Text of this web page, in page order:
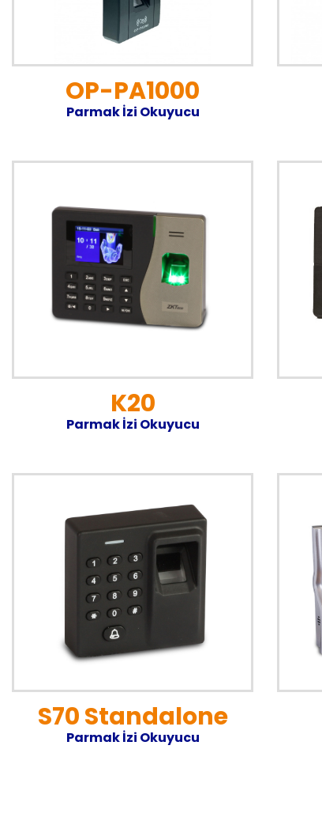
OP-PA1000
Parmak İzi Okuyucu
K20
Parmak İzi Okuyucu
S70 Standalone
Parmak İzi Okuyucu